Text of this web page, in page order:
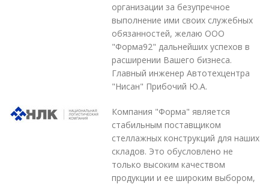
организации за безупречное
выполнение ими своих служебных
обязанностей, желаю ООО
"Форма92" дальнейших успехов в
расширении Вашего бизнеса.
Главный инженер Автотехцентра
"Нисан" Прибочий Ю.А.
Компания "Форма" является
стабильным поставщиком
стеллажных конструкций для наших
складов. Это обусловлено не
только высоким качеством
продукции и ее широким выбором,